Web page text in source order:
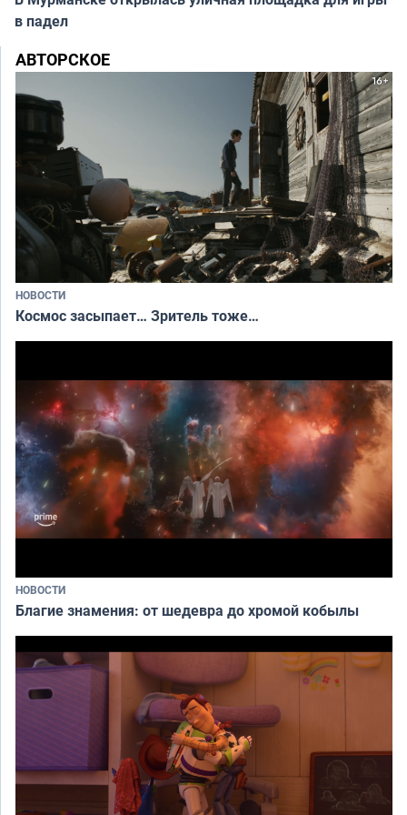
в падел
АВТОРСКОЕ
НОВОСТИ
Космос засыпает… Зритель тоже…
НОВОСТИ
Благие знамения: от шедевра до хромой кобылы